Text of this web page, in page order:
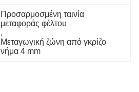
Προσαρμοσμένη ταινία
μεταφοράς φέλτου
,
Μεταγωγική ζώνη από γκρίζο
νήμα 4 mm